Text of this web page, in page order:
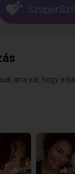
arra vár, hogy a
32 26